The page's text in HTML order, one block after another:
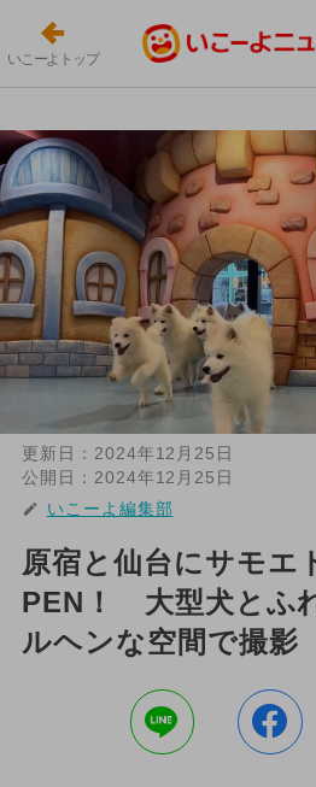
いこーよトップ
更新日： 2024年12月25日
公開日： 2024年12月25日
いこーよ編集部
原宿と仙台にサモエ
PEN！ 大型犬とふ
ルヘンな空間で撮影